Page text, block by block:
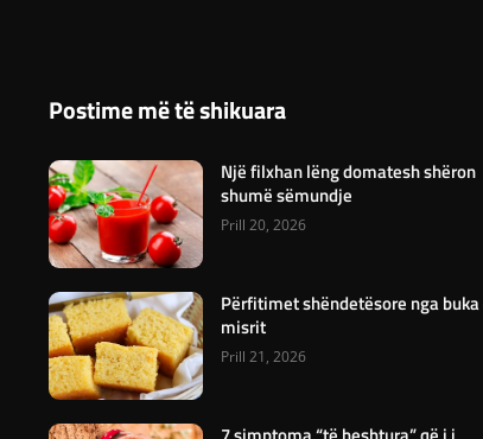
Postime më të shikuara
Një filxhan lëng domatesh shëron
shumë sëmundje
Prill 20, 2026
Përfitimet shëndetësore nga buka
misrit
Prill 21, 2026